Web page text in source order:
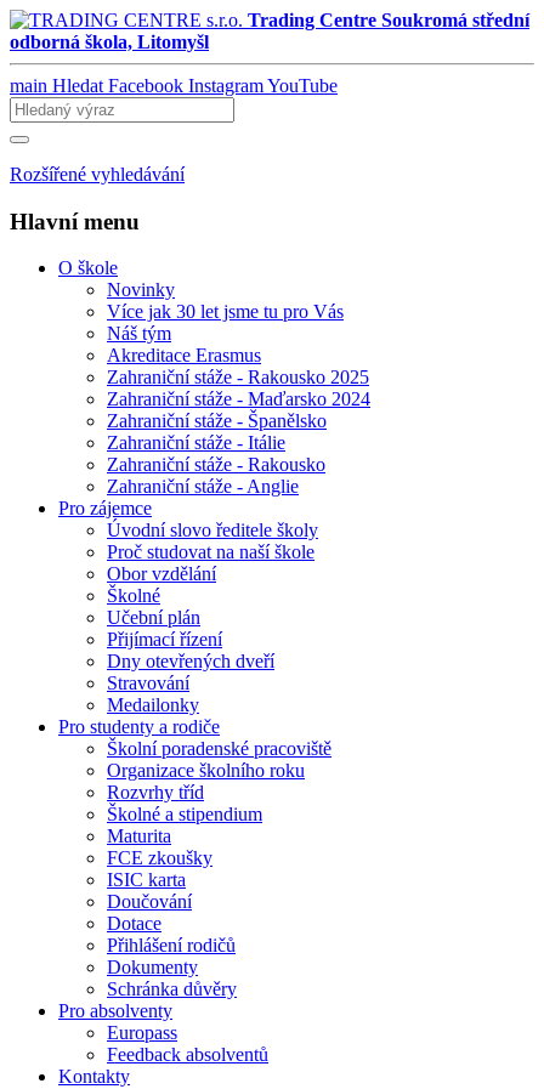
Trading Centre Soukromá střední
odborná škola, Litomyšl
main Hledat Facebook InstagramYouTube
Rozšířené vyhledávání
Hlavní menu
O škole
Novinky
Více jak 30 let jsme tu pro Vás
Náš tým
Akreditace Erasmus
Zahraniční stáže - Rakousko 2025
Zahraniční stáže - Maďarsko 2024
Zahraniční stáže - Španělsko
Zahraniční stáže - Itálie
Zahraniční stáže - Rakousko
Zahraniční stáže - Anglie
Pro zájemce
Úvodní slovo ředitele školy
Proč studovat na naší škole
Obor vzdělání
Školné
Učební plán
Přijímací řízení
Dny otevřených dveří
Stravování
Medailonky
Pro studenty a rodiče
Školní poradenské pracoviště
Organizace školního roku
Rozvrhy tříd
Školné a stipendium
Maturita
FCE zkoušky
ISIC karta
Doučování
Dotace
Přihlášení rodičů
Dokumenty
Schránka důvěry
Pro absolventy
Europass
Feedback absolventů
Kontakty